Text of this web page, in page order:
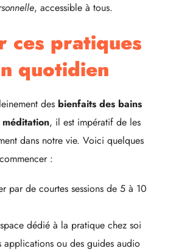
, accessible à tous.
ces pratiques
quotidien
des bienfaits des bains
, il est impératif de les
dans notre vie. Voici quelques
:
par de courtes sessions de 5 à 10
dédié à la pratique chez soi
applications ou des guides audio